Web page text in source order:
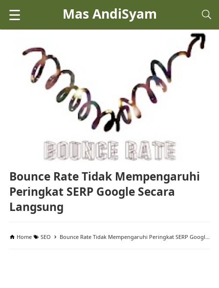
☰ Mas AndiSyam
Bounce Rate Tidak Mempengaruhi
Peringkat SERP Google Secara
Langsung
Home SEO Bounce Rate Tidak Mempengaruhi Peringkat SERP Google Secara Langsung